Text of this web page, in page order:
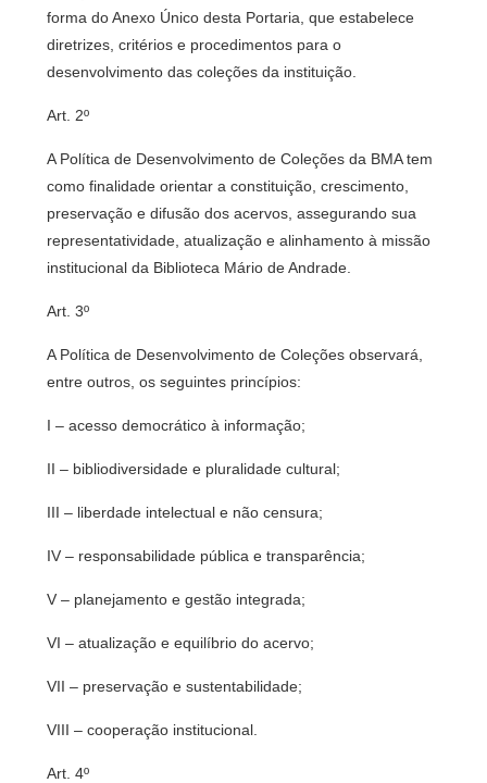
forma do Anexo Único desta Portaria, que estabelece
diretrizes, critérios e procedimentos para o
desenvolvimento das coleções da instituição.
Art. 2º
A Política de Desenvolvimento de Coleções da BMA tem
como finalidade orientar a constituição, crescimento,
preservação e difusão dos acervos, assegurando sua
representatividade, atualização e alinhamento à missão
institucional da Biblioteca Mário de Andrade.
Art. 3º
A Política de Desenvolvimento de Coleções observará,
entre outros, os seguintes princípios:
I – acesso democrático à informação;
II – bibliodiversidade e pluralidade cultural;
III – liberdade intelectual e não censura;
IV – responsabilidade pública e transparência;
V – planejamento e gestão integrada;
VI – atualização e equilíbrio do acervo;
VII – preservação e sustentabilidade;
VIII – cooperação institucional.
Art. 4º